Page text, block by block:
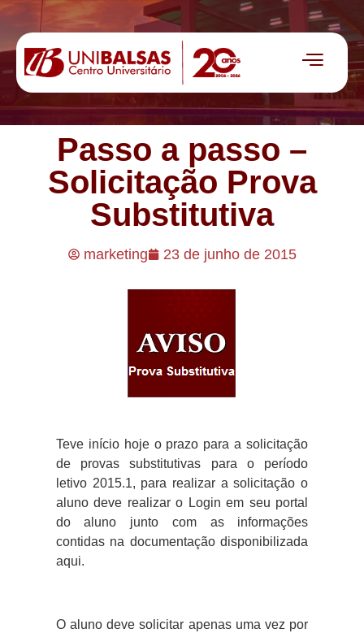
Passo a passo –
Solicitação Prova
Substitutiva
marketing 23 de junho de 2015
Teve início hoje o prazo para a solicitação
de provas substitutivas para o período
letivo 2015.1, para realizar a solicitação o
aluno deve realizar o Login em seu portal
do aluno junto com as informações
contidas na documentação disponibilizada
aqui.
O aluno deve solicitar apenas uma vez por